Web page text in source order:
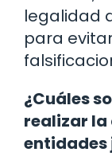
legalidad
para
¿Cuáles
realizar la